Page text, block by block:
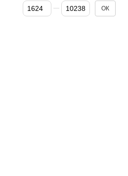
Від Ціна, грн
До Ціна, грн ОК